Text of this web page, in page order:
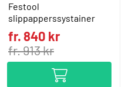
Festool
slippapperssystainer
fr. 840 kr
fr. 913 kr